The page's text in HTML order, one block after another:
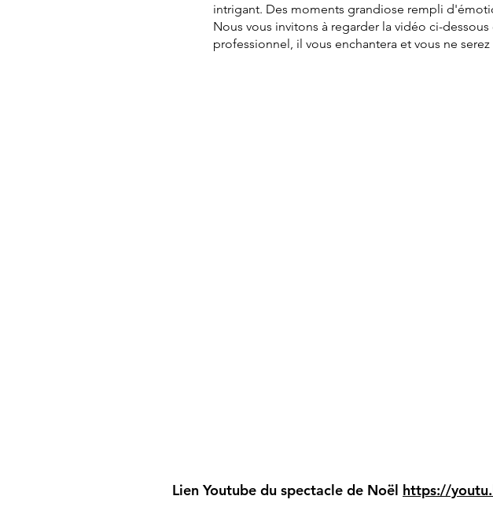
intrigant. Des moments grandiose rempli
Nous vous invitons à regarder la vidéo ci-
professionnel, il vous enchantera et vous ne serez
Lien Youtube du spectacle de Noël https://